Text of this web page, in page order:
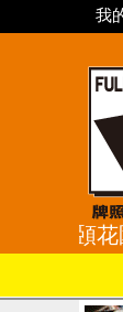
我
頣花園